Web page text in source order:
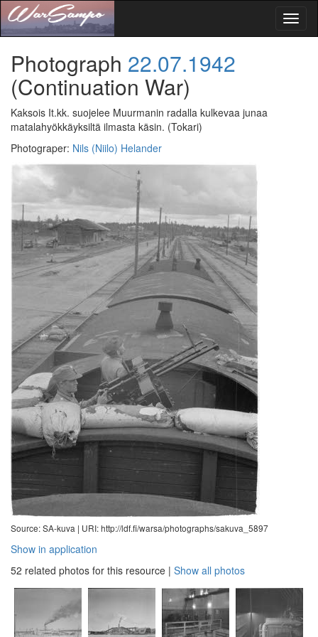
Photograph 22.07.1942
(Continuation War)
Kaksois It.kk. suojelee Muurmanin radalla kulkevaa junaa
matalahyökkäyksiltä ilmasta käsin. (Tokari)
Photograper: Nils (Niilo) Helander
Source: SA-kuva | URI: http://ldf.fi/warsa/photographs/sakuva_5897
Show in application
52 related photos for this resource | Show all photos